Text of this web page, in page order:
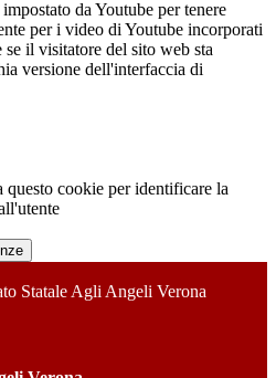
da Youtube per tenere
per i video di Youtube incorporati
il visitatore del sito web sta
versione dell'interfaccia di
questo cookie per identificare la
Statale Agli Angeli Verona